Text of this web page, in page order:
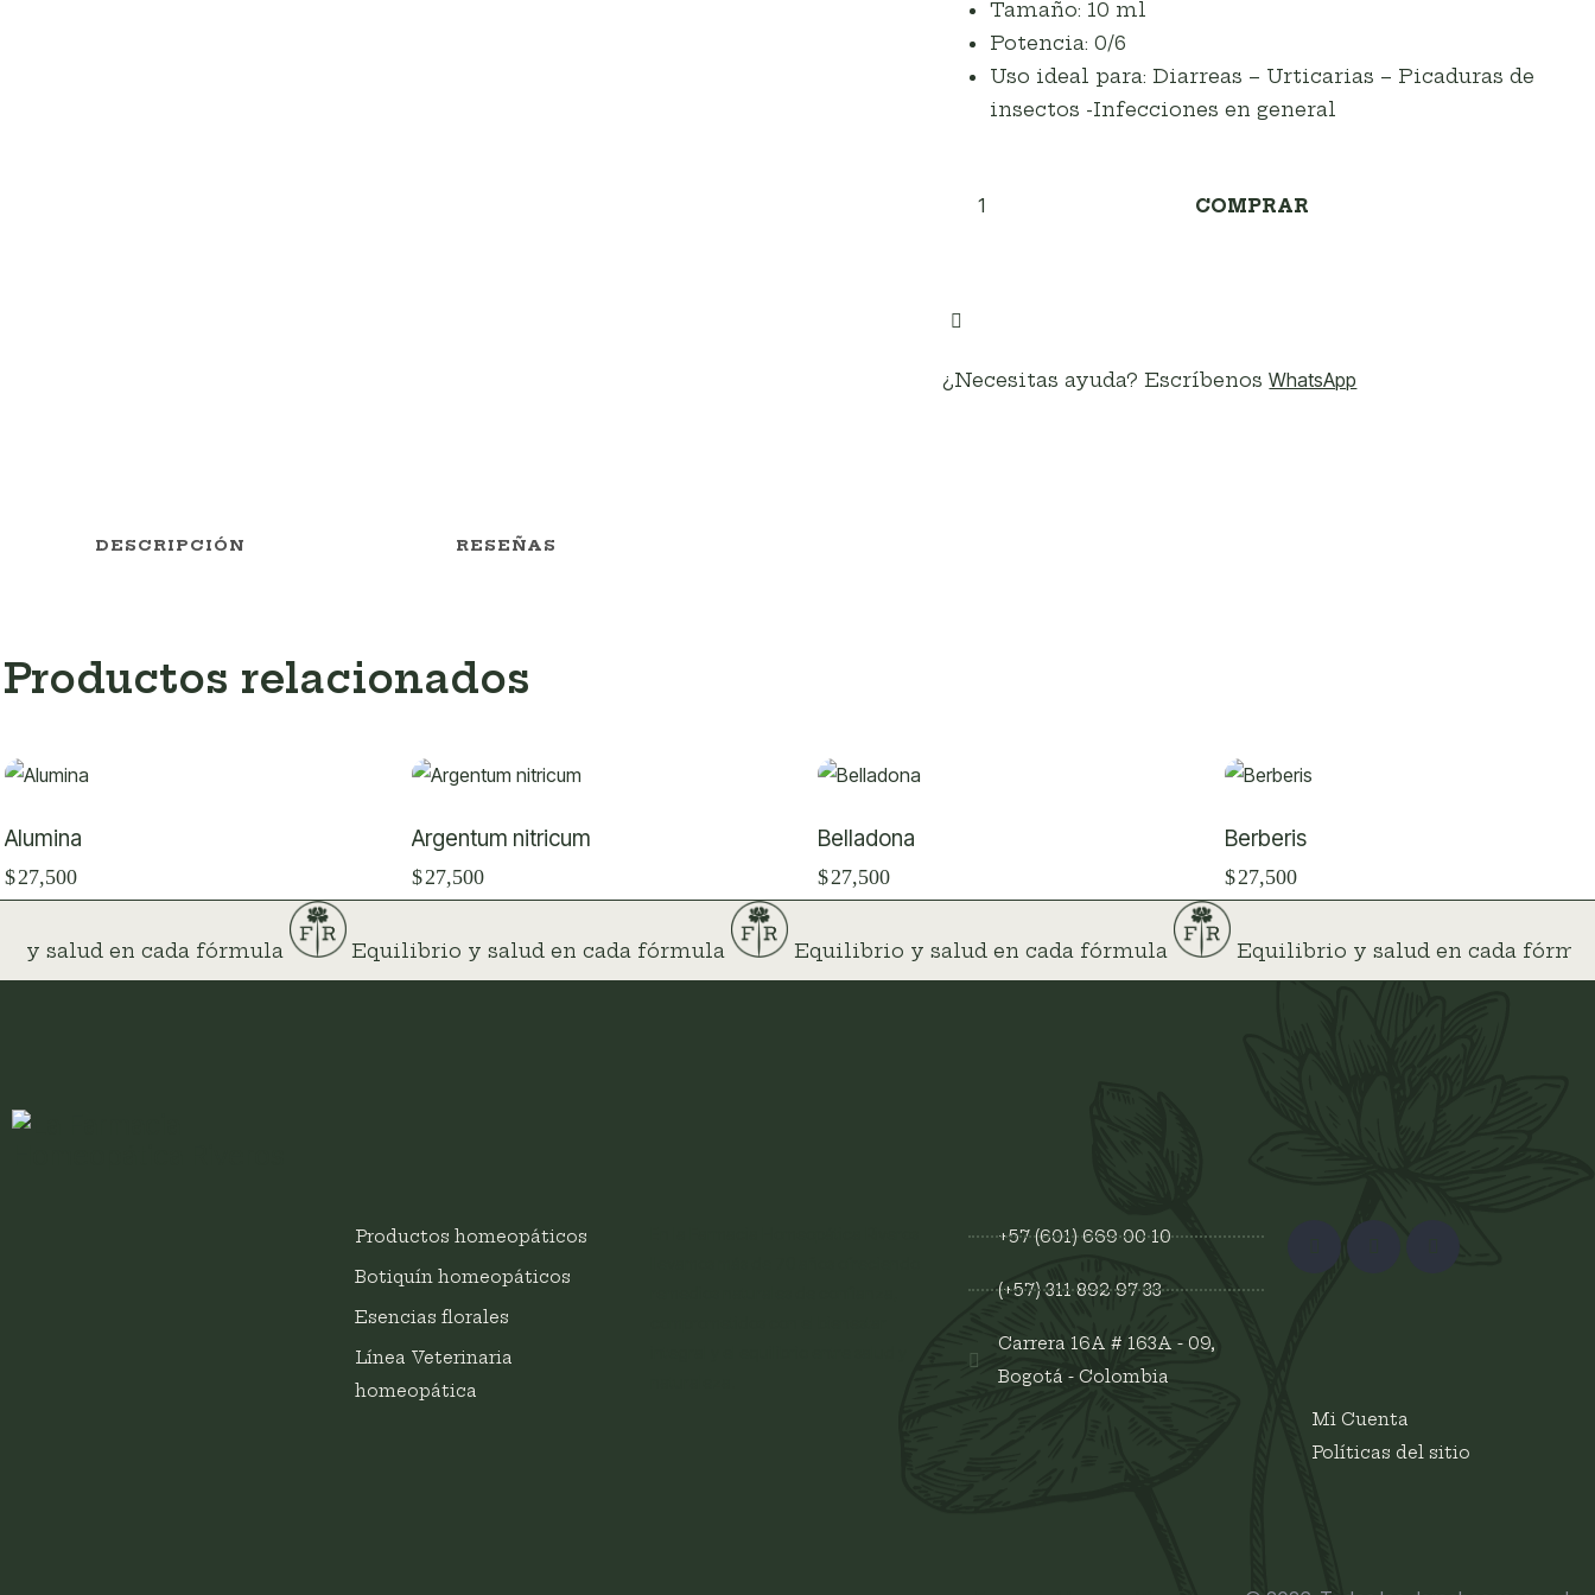
Tamaño: 10 ml
Potencia: 0/6
Uso ideal para: Diarreas – Urticarias – Picaduras de
insectos -Infecciones en general
COMPRAR
¿Necesitas ayuda? EscríbenosWhatsApp
DESCRIPCIÓN RESEÑAS
Productos relacionados
Alumina
$27,500
Argentum nitricum
$27,500
Belladona
$27,500
Berberis
$27,500
y salud en cada fórmula Equilibrio y salud en cada fórmula Equilibrio y salud en cada fórmula Equilibrio y salud en cada
Productos homeopáticos
Botiquín homeopáticos
Esencias florales
Línea Veterinaria
homeopática
+57 (601) 669 00 10
(+57) 311 892 97 33
Carrera 16A # 163A - 09,
Bogotá - Colombia
Mi Cuenta
Políticas del sitio